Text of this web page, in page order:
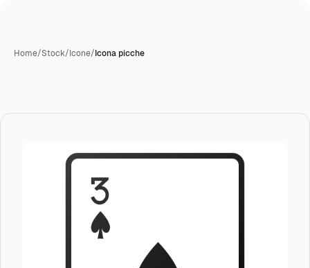
Home/Stock/Icone/Icona picche